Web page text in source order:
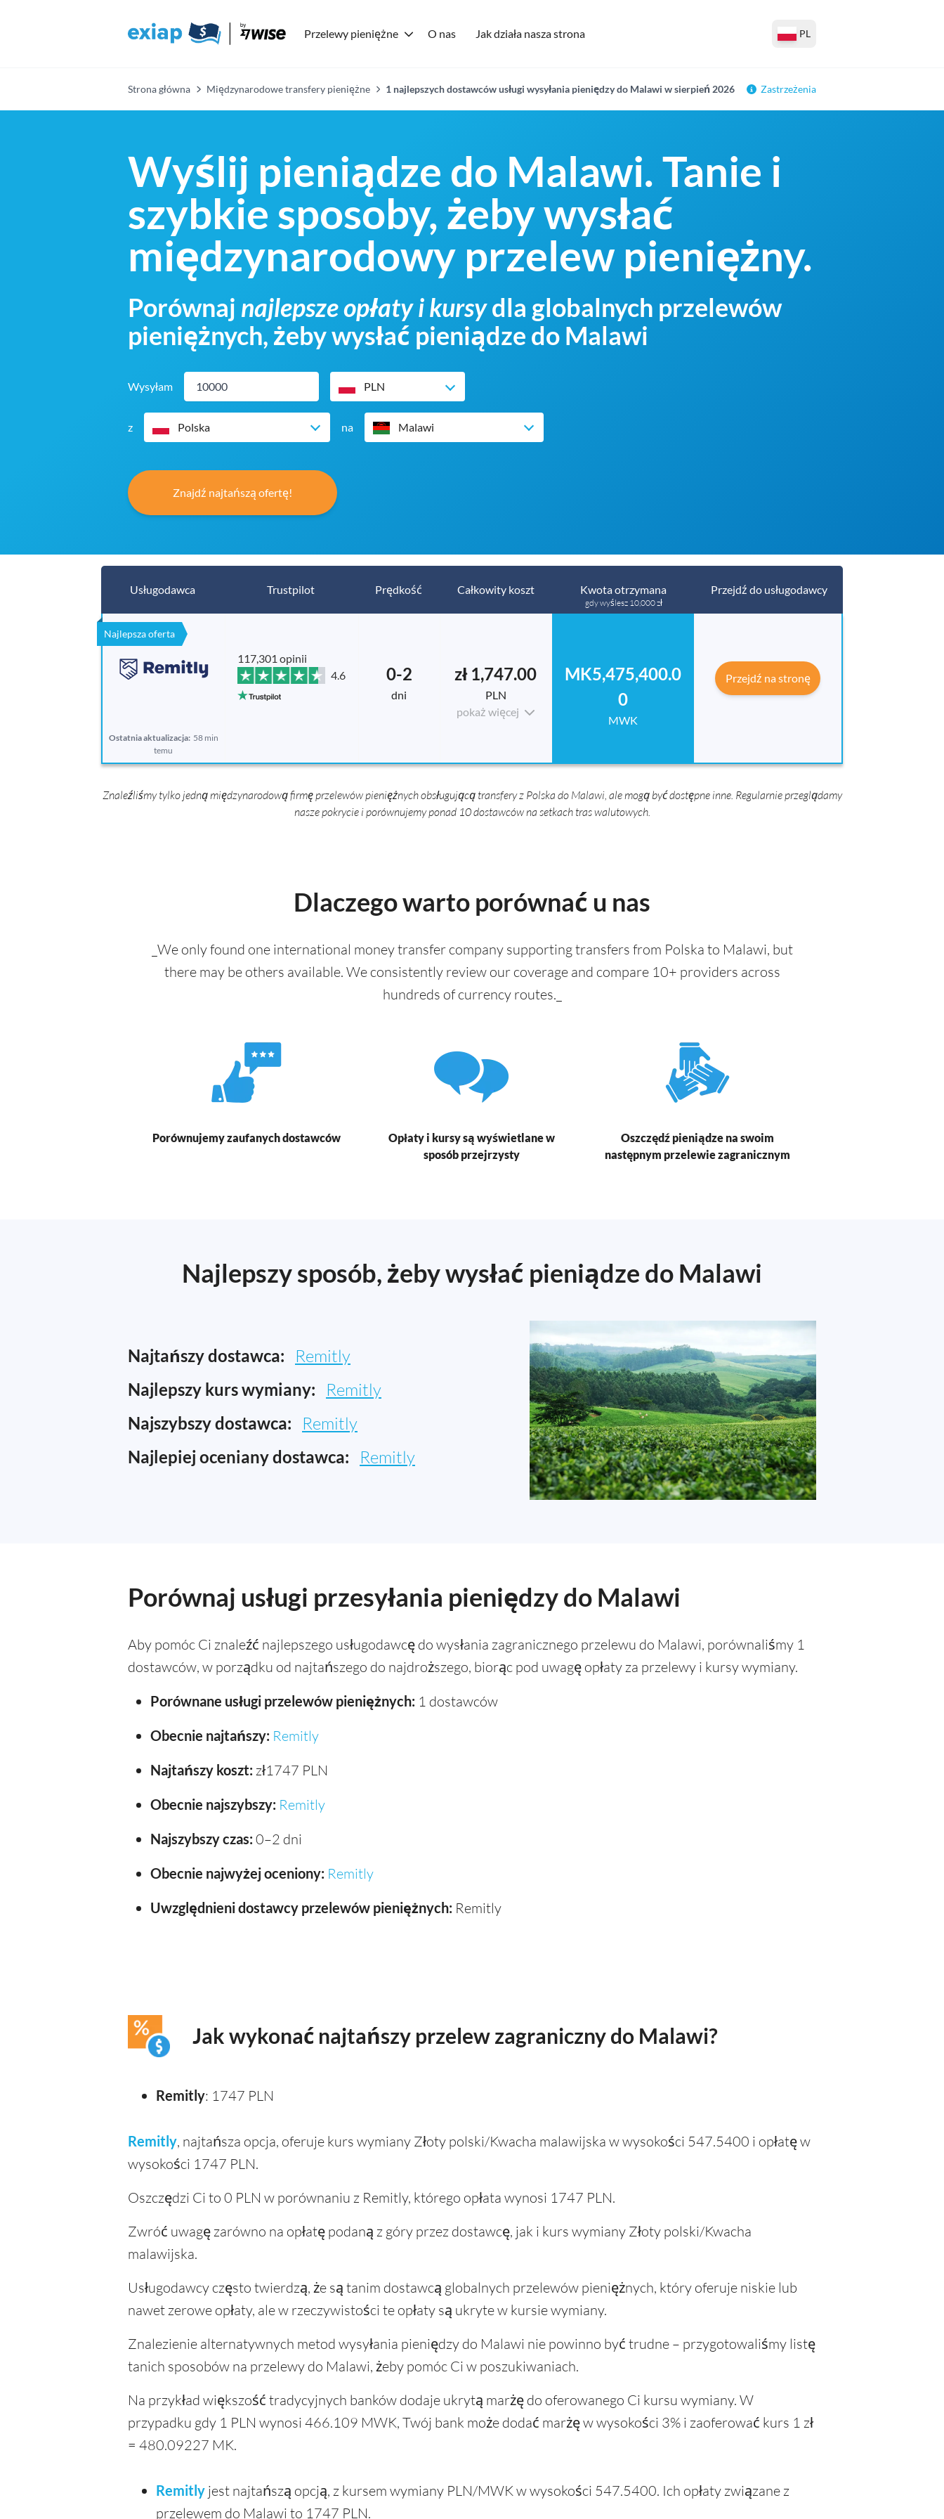
Przelewy pieniężne O nas Jak działa nasza strona PL
Strona główna Międzynarodowe transfery pieniężne 1 najlepszych dostawców usługi wysyłania pieniędzy do Malawi w sierpień 2026 Zastrzeżenia
Wyślij pieniądze do Malawi. Tanie i
szybkie sposoby, żeby wysłać
międzynarodowy przelew pieniężny.
Porównaj najlepsze opłaty i kursydla globalnych przelewów
pieniężnych, żeby wysłać pieniądze do Malawi
Wysyłam PLN
z Polska na Malawi
Znajdź najtańszą ofertę!
Usługodawca Trustpilot Prędkość Całkowity koszt Kwota otrzymana
gdy wyślesz 10,000 zł
Przejdź do usługodawcy
Najlepsza oferta
Ostatnia aktualizacja: 58 min
temu
117,301 opinii
4.6
0-2
dni
zł 1,747.00
PLN
pokaż więcej
MK5,475,400.0
0
MWK
Przejdź na stronę
Znaleźliśmy tylko jedną międzynarodową firmę przelewów pieniężnych obsługującą transfery z Polska do Malawi, ale mogą być dostępne inne. Regularnie przeglądamy
nasze pokrycie i porównujemy ponad 10 dostawców na setkach tras walutowych.
Dlaczego warto porównać u nas
_We only found one international money transfer company supporting transfers from Polska to Malawi, but
there may be others available. We consistently review our coverage and compare 10+ providers across
hundreds of currency routes._
Porównujemy zaufanych dostawców
Opłaty i kursy są wyświetlane w
sposób przejrzysty
Oszczędź pieniądze na swoim
następnym przelewie zagranicznym
Najlepszy sposób, żeby wysłać pieniądze do Malawi
Najtańszy dostawca: Remitly
Najlepszy kurs wymiany: Remitly
Najszybszy dostawca: Remitly
Najlepiej oceniany dostawca: Remitly
Porównaj usługi przesyłania pieniędzy do Malawi
Aby pomóc Ci znaleźć najlepszego usługodawcę do wysłania zagranicznego przelewu do Malawi, porównaliśmy 1
dostawców, w porządku od najtańszego do najdroższego, biorąc pod uwagę opłaty za przelewy i kursy wymiany.
Porównane usługi przelewów pieniężnych: 1 dostawców
Obecnie najtańszy: Remitly
Najtańszy koszt: zł1747 PLN
Obecnie najszybszy: Remitly
Najszybszy czas: 0–2 dni
Obecnie najwyżej oceniony: Remitly
Uwzględnieni dostawcy przelewów pieniężnych: Remitly
Jak wykonać najtańszy przelew zagraniczny do Malawi?
Remitly: 1747 PLN
Remitly, najtańsza opcja, oferuje kurs wymiany Złoty polski/Kwacha malawijska w wysokości 547.5400 i opłatę w
wysokości 1747 PLN.
Oszczędzi Ci to 0 PLN w porównaniu z Remitly, którego opłata wynosi 1747 PLN.
Zwróć uwagę zarówno na opłatę podaną z góry przez dostawcę, jak i kurs wymiany Złoty polski/Kwacha
malawijska.
Usługodawcy często twierdzą, że są tanim dostawcą globalnych przelewów pieniężnych, który oferuje niskie lub
nawet zerowe opłaty, ale w rzeczywistości te opłaty są ukryte w kursie wymiany.
Znalezienie alternatywnych metod wysyłania pieniędzy do Malawi nie powinno być trudne – przygotowaliśmy listę
tanich sposobów na przelewy do Malawi, żeby pomóc Ci w poszukiwaniach.
Na przykład większość tradycyjnych banków dodaje ukrytą marżę do oferowanego Ci kursu wymiany. W
przypadku gdy 1 PLN wynosi 466.109 MWK, Twój bank może dodać marżę w wysokości 3% i zaoferować kurs 1 zł
= 480.09227 MK.
Remitly jest najtańszą opcją, z kursem wymiany PLN/MWK w wysokości 547.5400. Ich opłaty związane z
przelewem do Malawi to 1747 PLN.